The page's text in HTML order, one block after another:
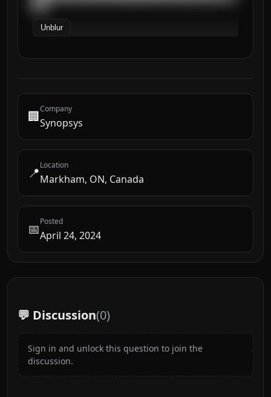
███
Unblur
🏢Company
Synopsys
📍Location
Markham, ON, Canada
📅Posted
April 24, 2024
💬 Discussion(0)
Sign in and unlock this question to join the
discussion.